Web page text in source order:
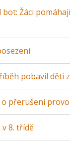
bot: Žáci
pobavil děti z
o přerušení
8. třídě